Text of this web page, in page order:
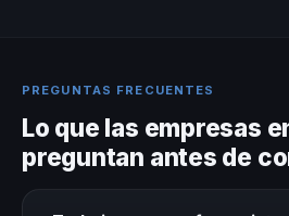
PREGUNTAS FRECUENTES
Lo que las empresas
preguntan antes de